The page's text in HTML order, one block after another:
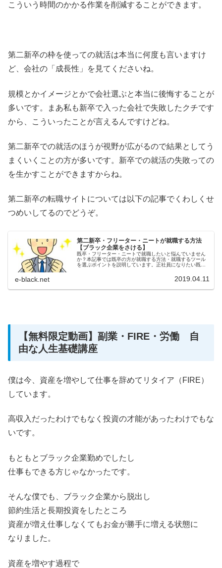
こういう時間のかかる作業を削減することができます。
第二新卒の枠を使っての就活は本当に何度も言いますけ
ど、会社の「成長性」を見てくださいね。
規模とかイメージとかで会社選ぶと本当に後悔することが
多いです。まあ私も新卒で入った会社で失敗したクチです
から、こういったことが言えるんですけどね。
第二新卒での就活のほうが視野が広がるので結果としてう
まくいくことの方が多いです。新卒での就活の失敗っての
を生かすことができますからね。
第二新卒の転職サイトについては以下の記事でくわしくせ
つめいしてるのでどうぞ。
第二新卒・フリーター・ニートが就職する方法
【ブラック企業をさける】
既卒・フリーター・ニートで就職したいと悩んでいません
か？本記事では既卒の方が就職する方法・就職するツール
を選ぶポイントを説明しています。正社員になりたい既卒
e-black.net 2019.04.11
【無料限定動画】副業・FIRE・労働 自
由な人生基礎講座
僕は今、資産を増やして仕事を辞めてリタイア（FIRE）
しています。
高収入だったわけでもなく投資の才能があったわけでもな
いです。
もともとブラック企業勤めでしたし
仕事もできる方じゃなかったです。
そんな僕でも、ブラック企業から脱出し
節約生活と長期投資をしたところ
資産が増え仕事しなくてもお金が勝手に増える状態に
なりました。
資産を増やす過程で